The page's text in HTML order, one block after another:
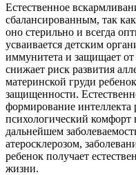
Естественное
сбалансированным, так
оно стерильно и всегда
усваивается детским
иммунитета и защищает
снижает риск развития
материнской груди
защищенности.
формирование интеллекта
психологический
дальнейшем
атеросклерозом,
ребенок получает
жизни.